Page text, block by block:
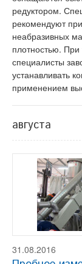
редуктором.
рекомендуют
неабразивных
плотностью.
специалисты
устанавливать
применением
августа
31.08.2016